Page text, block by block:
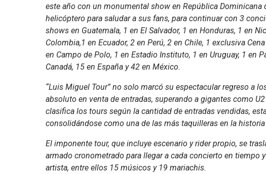
este año con un monumental show en República
helicóptero para saludar a sus fans, para continuar con 3
shows en Guatemala, 1 en El Salvador, 1 en Honduras, 1 en
Colombia,1 en Ecuador, 2 en Perú, 2 en Chile, 1 exclusiva
en Campo de Polo, 1 en Estadio Instituto, 1 en Uruguay, 1 en
Canadá, 15 en España y 42 en México.
“Luis Miguel Tour” no solo marcó su espectacular regreso a
absoluto en venta de entradas, superando a gigantes como
clasifica los tours según la cantidad de entradas vendidas,
consolidándose como una de las más taquilleras en la
El imponente tour, que incluye escenario y rider propio, se
armado cronometrado para llegar a cada concierto en tiempo
artista, entre ellos 15 músicos y 19 mariachis.